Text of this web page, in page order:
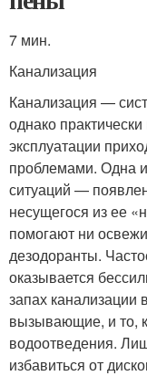
7 мин.
Канализация
Канализация —
однако
эксплуатации
проблемами. Одна
ситуаций —
несущегося из ее
помогают ни
дезодоранты.
оказывается
запах канализации
вызывающие, и то,
водоотведения.
избавиться от